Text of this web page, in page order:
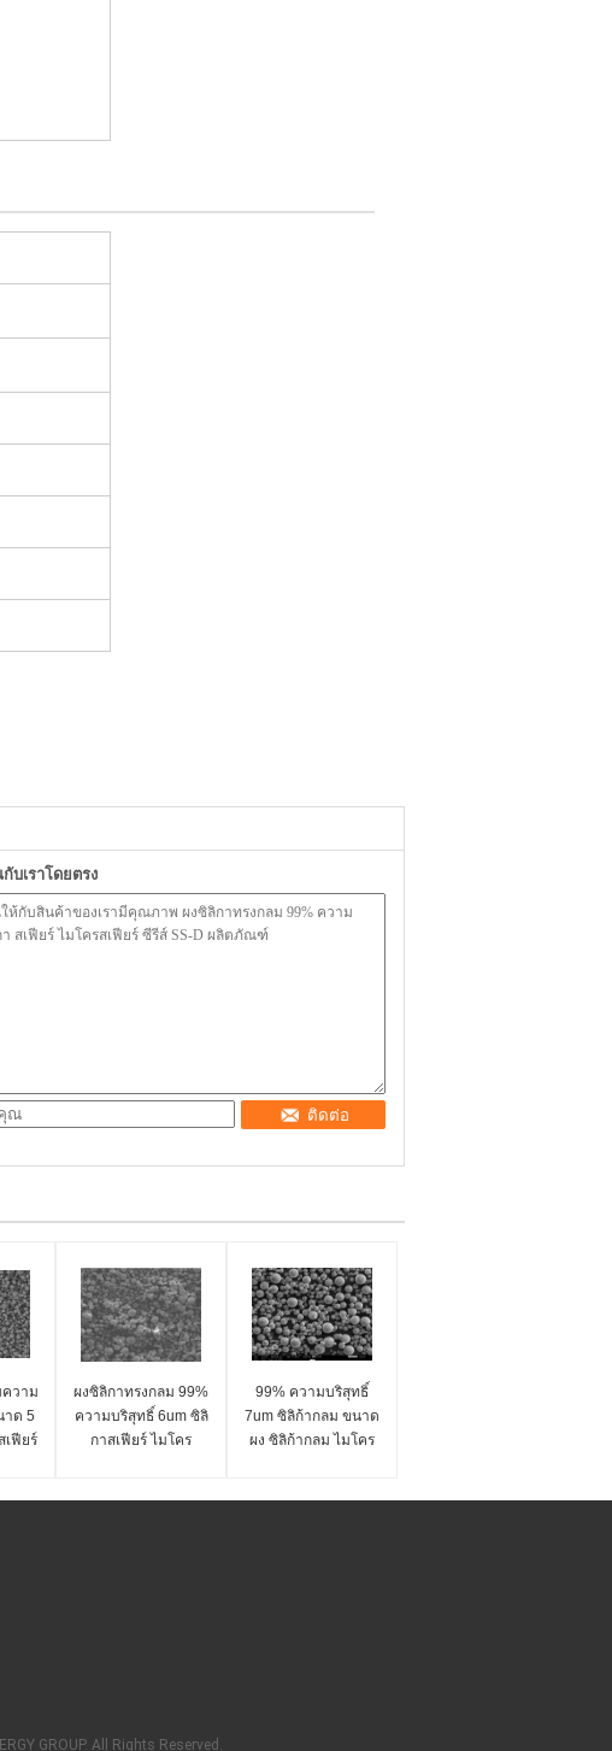
บเราโดยตรง
ติดต่อ
ความ
าด 5
เฟียร์
ผงซิลิกาทรงกลม 99%
ความบริสุทธิ์ 6um ซิลิ
กาสเฟียร์ ไมโคร
99% ความบริสุทธิ์
7um ซิลิก้ากลม ขนาด
ผง ซิลิก้ากลม ไมโคร
GROUP. All Rights Reserved.